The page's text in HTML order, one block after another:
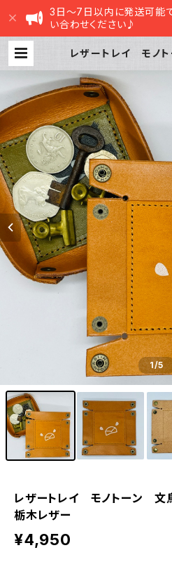
3日～7日以内に発送可能
い合わせください♪
レザートレイ モ
atte STORE|ささ
1/5
レザートレイ モノトーン
栃木レザー
¥4,950